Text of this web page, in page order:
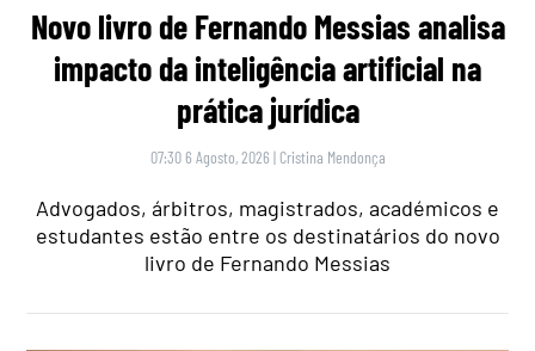
Novo livro de Fernando Messias analisa
impacto da inteligência artificial na
prática jurídica
07:30 6 Agosto, 2026 | Cristina Mendonça
Advogados, árbitros, magistrados, académicos e
estudantes estão entre os destinatários do novo
livro de Fernando Messias